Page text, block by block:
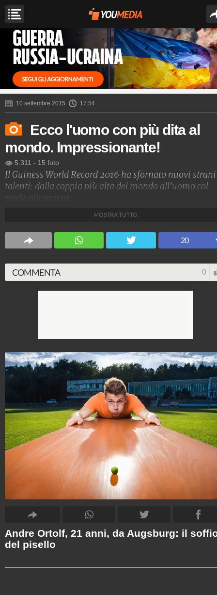
10 settembre 2015 17:54
Ecco l'uomo con più dita al
mondo. Impressionante!
5.311 - 15 foto
Il Guiness World Record 2016 ha sfornato nuovi strani
talenti: dalla coppia più alta del mondo all'uomo col
piede più grosso.
NotizieCuriose
MOSTRA TUTTO
20
COMMENTA 0
Andre Ortolf, 21 anni, da Augsburg: il
del pisello